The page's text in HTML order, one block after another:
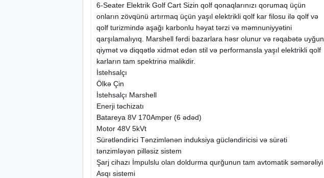
6-Seater Elektrik Golf Cart Sizin qolf qonaqlarınızı qorumaq üçün
onların zövqünü artırmaq üçün yaşıl elektrikli qolf kar filosu ilə qolf və
qolf turizmində aşağı karbonlu həyat tərzi və məmnuniyyətini
qarşılamalıyıq. Marshell fərdi bazarlara həsr olunur və rəqabətə uyğun
qiymət və diqqətlə xidmət edən stil və performansla yaşıl elektrikli qolf
karların tam spektrinə malikdir.
İstehsalçı
Ölkə Çin
İstehsalçı Marshell
Enerji təchizatı
Batareya 8V 170Amper (6 ədəd)
Motor 48V 5kVt
Sürətləndirici Tənzimlənən induksiya gücləndiricisi və sürəti
tənzimləyən pilləsiz sistem
Şarj cihazı İmpulslu olan doldurma qurğunun tam avtomatik səmərəliyi
Asqı sistemi